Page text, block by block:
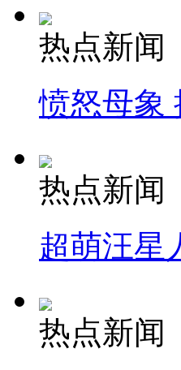
热点新闻
愤怒母象
热点新闻
超萌汪星
热点新闻